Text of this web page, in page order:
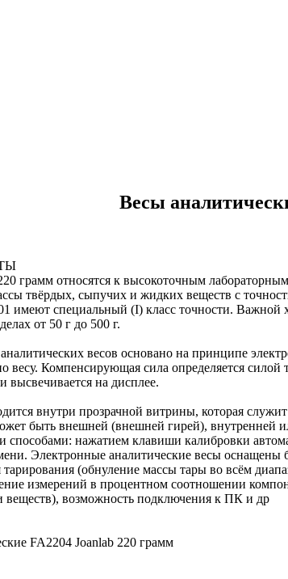
Весы
грамм относятся к высокоточным
твёрдых, сыпучих и жидких веществ с
имеют специальный (I) класс точности.
от 50 г до 500 г.
весов основано на принципе
Компенсирующая сила определяется
высвечивается на дисплее.
внутри прозрачной витрины, которая
быть внешней (внешней гирей), внутренней
способами: нажатием клавиши калибровки
Электронные аналитические весы
(обнуление массы тары во всём
измерений в процентном соотношении
веществ), возможность подключения к ПК и др
FA2204 Joanlab 220 грамм